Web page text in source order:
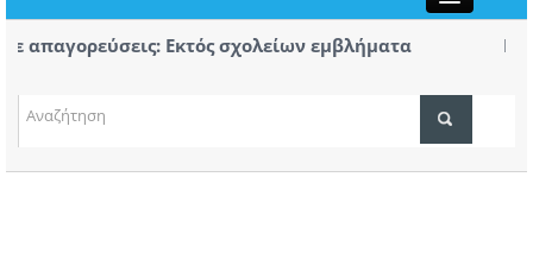
ΤΟΠΙΚΑ ΝΕΑ
Εκτός σχολείων εμβλήματα
Αυγούστου: 44ο Φεστιβάλ Λευκάρων – Έναρξη /